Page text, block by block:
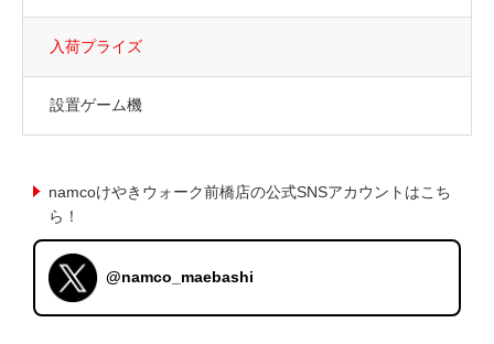
入荷プライズ
設置ゲーム機
namcoけやきウォーク前橋店の公式SNSアカウントはこち
ら！
@namco_maebashi